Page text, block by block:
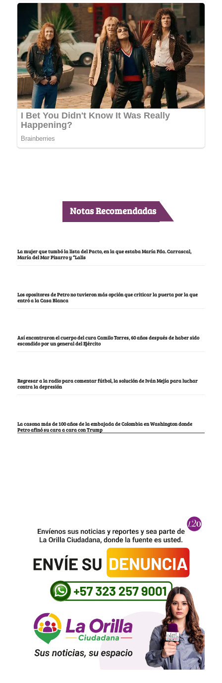
Notas Recomendadas
La mujer que tumbó la lista del Pacto, en la que estaba María Fda. Carrascal,
María del Mar Pizarro y “Lalis
Los opositores de Petro no tuvieron más opción que criticar la puerta por la que
entró a la Casa Blanca
Así encontraron el cuerpo del cura Camilo Torres, 60 años después de haber sido
escondido por un general del Ejército
Regresar a la radio para comentar fútbol, la solución de Iván Mejía para luchar
contra la depresión
La casona más de 100 años de la embajada de Colombia en Washington donde
Petro afinó su cara a cara con Trump